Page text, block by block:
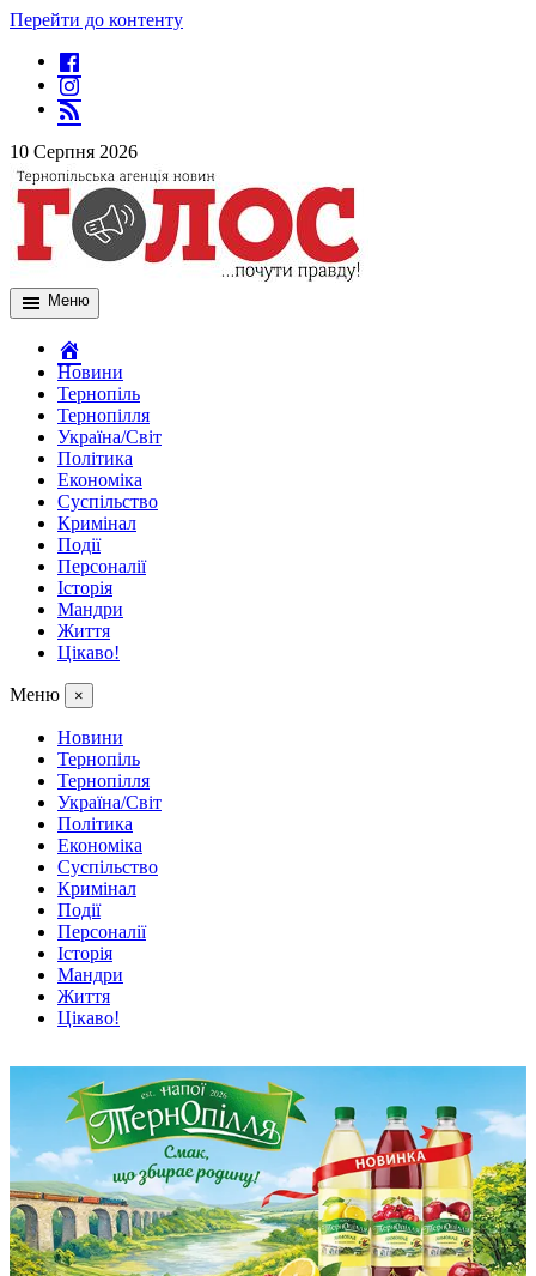
Перейти до контенту
10 Серпня 2026
Меню
Новини
Тернопіль
Тернопілля
Україна/Світ
Політика
Економіка
Суспільство
Кримінал
Події
Персоналії
Історія
Мандри
Життя
Цікаво!
Меню ×
Новини
Тернопіль
Тернопілля
Україна/Світ
Політика
Економіка
Суспільство
Кримінал
Події
Персоналії
Історія
Мандри
Життя
Цікаво!